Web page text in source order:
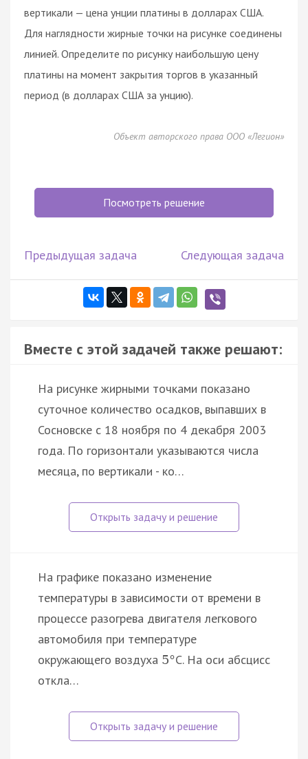
вертикали — цена унции платины в долларах США.
Для наглядности жирные точки на рисунке соединены
линией. Определите по рисунку наибольшую цену
платины на момент закрытия торгов в указанный
период (в долларах США за унцию).
Объект авторского права ООО «Легион»
Посмотреть решение
Предыдущая задача Следующая задача
Вместе с этой задачей также решают:
На рисунке жирными точками показано
суточное количество осадков, выпавших в
Сосновске с 18 ноября по 4 декабря 2003
года. По горизонтали указываются числа
месяца, по вертикали - ко…
На графике показано изменение
температуры в зависимости от времени в
процессе разогрева двигателя легкового
автомобиля при температуре
окружающего воздуха 5°C. На оси абсцисс
откла…